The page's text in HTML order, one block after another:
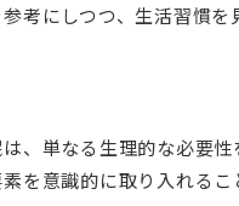
考にしつつ、生活習慣を
、単なる生理的な必要
を意識的に取り入れる